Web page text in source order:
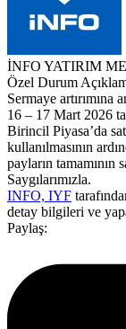
İNFO YATIRIM
Özel Durum
Sermaye artırımına
16 – 17 Mart 2026
Birincil Piyasa’da
kullanılmasının
payların tamamının
Saygılarımızla.
INFO, IYF
detay bilgileri ve
Paylaş: